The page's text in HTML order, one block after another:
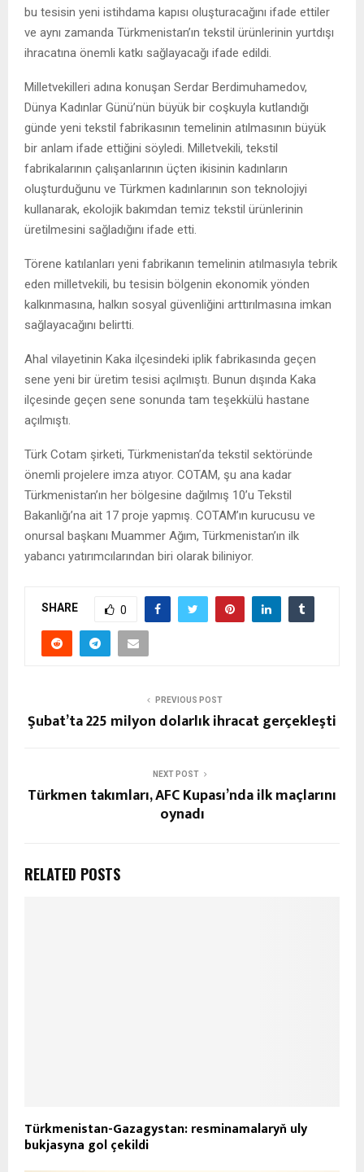
bu tesisin yeni istihdama kapısı oluşturacağını ifade ettiler
ve aynı zamanda Türkmenistan’ın tekstil ürünlerinin yurtdışı
ihracatına önemli katkı sağlayacağı ifade edildi.
Milletvekilleri adına konuşan Serdar Berdimuhamedov,
Dünya Kadınlar Günü’nün büyük bir coşkuyla kutlandığı
günde yeni tekstil fabrikasının temelinin atılmasının büyük
bir anlam ifade ettiğini söyledi. Milletvekili, tekstil
fabrikalarının çalışanlarının üçten ikisinin kadınların
oluşturduğunu ve Türkmen kadınlarının son teknolojiyi
kullanarak, ekolojik bakımdan temiz tekstil ürünlerinin
üretilmesini sağladığını ifade etti.
Törene katılanları yeni fabrikanın temelinin atılmasıyla tebrik
eden milletvekili, bu tesisin bölgenin ekonomik yönden
kalkınmasına, halkın sosyal güvenliğini arttırılmasına imkan
sağlayacağını belirtti.
Ahal vilayetinin Kaka ilçesindeki iplik fabrikasında geçen
sene yeni bir üretim tesisi açılmıştı. Bunun dışında Kaka
ilçesinde geçen sene sonunda tam teşekkülü hastane
açılmıştı.
Türk Cotam şirketi, Türkmenistan’da tekstil sektöründe
önemli projelere imza atıyor. COTAM, şu ana kadar
Türkmenistan’ın her bölgesine dağılmış 10’u Tekstil
Bakanlığı’na ait 17 proje yapmış. COTAM’ın kurucusu ve
onursal başkanı Muammer Ağım, Türkmenistan’ın ilk
yabancı yatırımcılarından biri olarak biliniyor.
SHARE 0
PREVIOUS POST
Şubat’ta 225 milyon dolarlık ihracat gerçekleşti
NEXT POST
Türkmen takımları, AFC Kupası’nda ilk maçlarını
oynadı
RELATED POSTS
Türkmenistan-Gazagystan: resminamalaryň uly
bukjasyna gol çekildi